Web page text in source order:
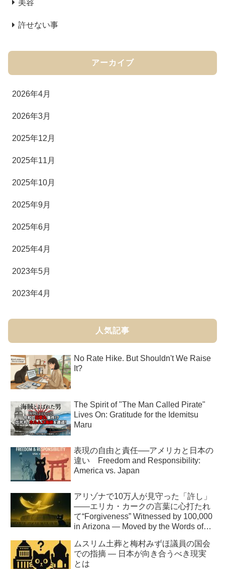
美容
許せない事
アーカイブ
2026年4月
2026年3月
2025年12月
2025年11月
2025年10月
2025年9月
2025年6月
2025年4月
2023年5月
2023年4月
人気記事
No Rate Hike. But Shouldn't We Raise
It?
The Spirit of "The Man Called Pirate"
Lives On: Gratitude for the Idemitsu
Maru
表現の自由と責任──アメリカと日本の
違い Freedom and Responsibility:
America vs. Japan
アリゾナで10万人が見守った「許し」
――エリカ・カークの言葉に心打たれ
て“Forgiveness” Witnessed by 100,000
in Arizona — Moved by the Words of
ムスリム土葬と梅村みずほ議員の国会
での指摘 ― 日本が向き合うべき現実
とは